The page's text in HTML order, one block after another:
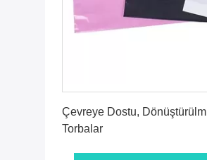
Çevreye Dostu,
Torbalar